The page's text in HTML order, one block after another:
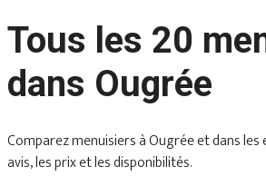
Tous les 20
dans Ougrée
Comparez menuisiers à Ougrée et dans les
avis, les prix et les disponibilités.